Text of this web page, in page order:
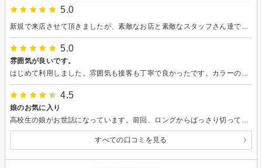
5.0
5.0
雰囲気が良いです。
4.5
娘のお気に入り
すべての口コミを見る